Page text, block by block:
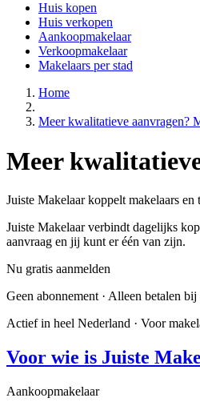
Huis kopen
Huis verkopen
Aankoopmakelaar
Verkoopmakelaar
Makelaars per stad
Home
Meer kwalitatieve aanvragen?
Meer
Juiste Makelaar koppelt makelaars
Juiste Makelaar verbindt dagelijks
aanvraag en jij kunt er één van zijn.
Nu gratis aanmelden
Geen abonnement · Alleen betalen
Actief in heel Nederland · Voor
Voor wie is Juiste
Aankoopmakelaar